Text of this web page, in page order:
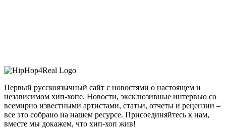
Первый русскоязычный сайт с новостями о настоящем и
независимом хип-хопе. Новости, эксклюзивные интервью со
всемирно известными артистами, статьи, отчеты и рецензии –
все это собрано на нашем ресурсе. Присоединяйтесь к нам,
вместе мы докажем, что хип-хоп жив!